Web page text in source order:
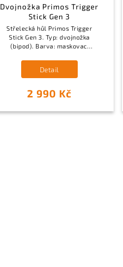
Dvojnožka Primos Trigger
Stick Gen 3
2 990 Kč
Detail
Střelecká hůl Primos Trigger
Stick Gen 3. Typ: dvojnožka
(bipod). Barva: maskovací
Stick, 360° otočná hlavice.
Materiál: polymer,...